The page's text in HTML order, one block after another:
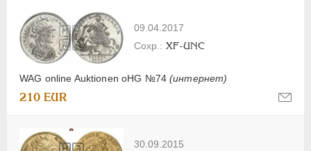
09.04.2017
WAG online Auktionen oHG №74(интернет)
XF-UNC
210 EUR
30.09.2015